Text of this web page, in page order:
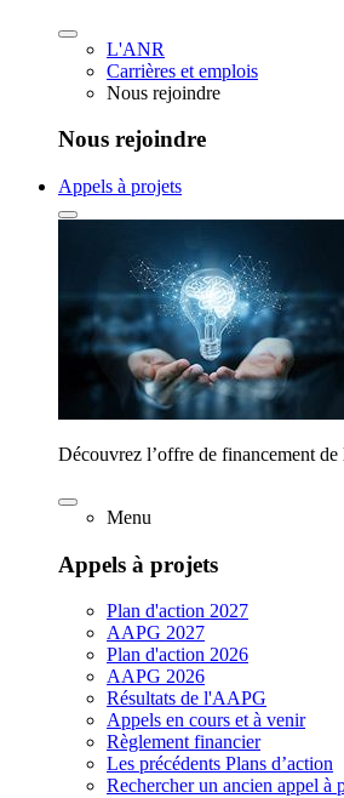
L'ANR
Carrières et emplois
Nous rejoindre
Nous rejoindre
Appels à projets
Découvrez l’offre de financement de
Menu
Appels à projets
Plan d'action 2027
AAPG 2027
Plan d'action 2026
AAPG 2026
Résultats de l'AAPG
Appels en cours et à venir
Règlement financier
Les précédents Plans d’action
Rechercher un ancien appel à